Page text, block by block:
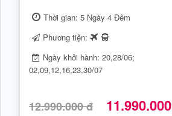
Thời gian: 5 Ngày 4 Đêm
Phương tiện:
Ngày khởi hành: 20,28/06;
02,09,12,16,23,30/07
12.990.000 đ
11.990.000